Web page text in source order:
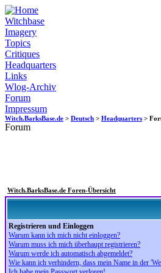
Witchbase
Imagery
Topics
Critiques
Headquarters
Links
Wlog-Archiv
Forum
Impressum
Witch.BarksBase.de > Deutsch > Headquarters >
Forum
Witch.BarksBase.de Foren-Übersicht
Registrieren und Einloggen
Warum kann ich mich nicht einloggen?
Warum muss ich mich überhaupt registrieren?
Warum werde ich automatisch abgemeldet?
Wie kann ich verhindern, dass mein Name in der